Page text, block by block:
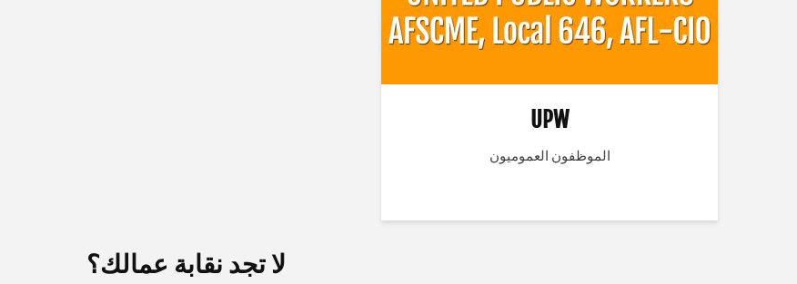
UPW
الموظفون العموميون
لا تجد نقابة عمالك؟